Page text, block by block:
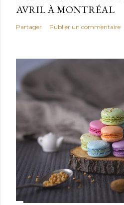
AVRIL À MONTRÉAL
Partager Publier un commentaire